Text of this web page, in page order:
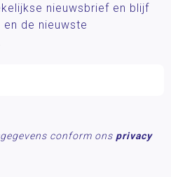
nieuwsbrief en blijf
de nieuwste
conform ons privacy